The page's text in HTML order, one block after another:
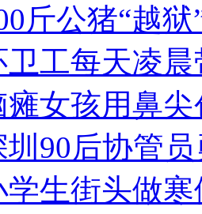
":表演成分重
警民合力深夜将其击毙
痛下狠手拳打脚踢
回应
斤公猪“越
工每天凌
女孩用鼻
90后协管
生街头做